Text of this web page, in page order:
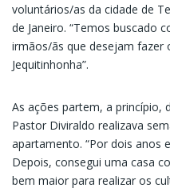
voluntários/as da cidade de
de Janeiro. “Temos buscado
irmãos/ãs que desejam fazer
Jequitinhonha”.
As ações partem, a princípio,
Pastor Diviraldo realizava
apartamento. “Por dois anos
Depois, consegui uma casa
bem maior para realizar os